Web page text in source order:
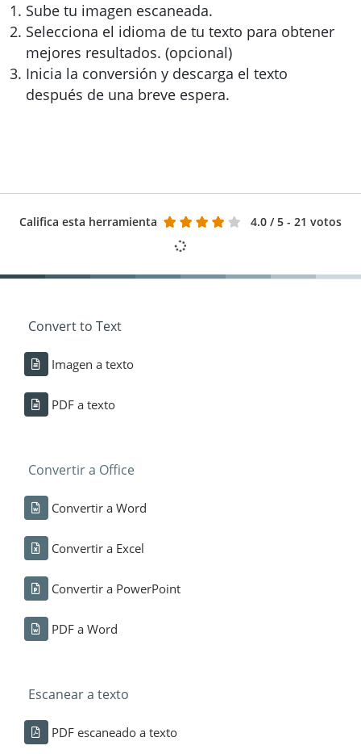
Sube tu imagen escaneada.
Selecciona el idioma de tu texto para obtener
mejores resultados. (opcional)
Inicia la conversión y descarga el texto
después de una breve espera.
Califica esta herramienta 4.0 / 5 - 21 votos
Convert to Text
Imagen a texto
PDF a texto
Convertir a Office
Convertir a Word
Convertir a Excel
Convertir a PowerPoint
PDF a Word
Escanear a texto
PDF escaneado a texto